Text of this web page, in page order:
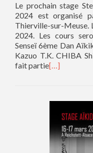
Le prochain stage
2024 est organisé
Thierville-sur-Meuse.
2024. Les cours
Senseï 6ème Dan
Kazuo T.K. CHIBA
fait partie[…]